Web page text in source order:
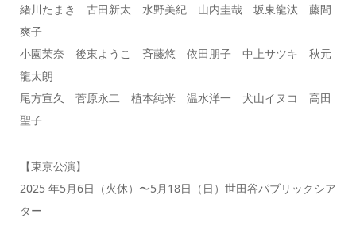
緒川たまき 古田新太 水野美紀 山内圭哉 坂東龍汰 藤間
爽子
小園茉奈 後東ようこ 斉藤悠 依田朋子 中上サツキ 秋元
龍太朗
尾方宣久 菅原永二 植本純米 温水洋一 犬山イヌコ 高田
聖子
【東京公演】
2025 年5月6日（火休）〜5月18日（日）世田谷パブリックシア
ター